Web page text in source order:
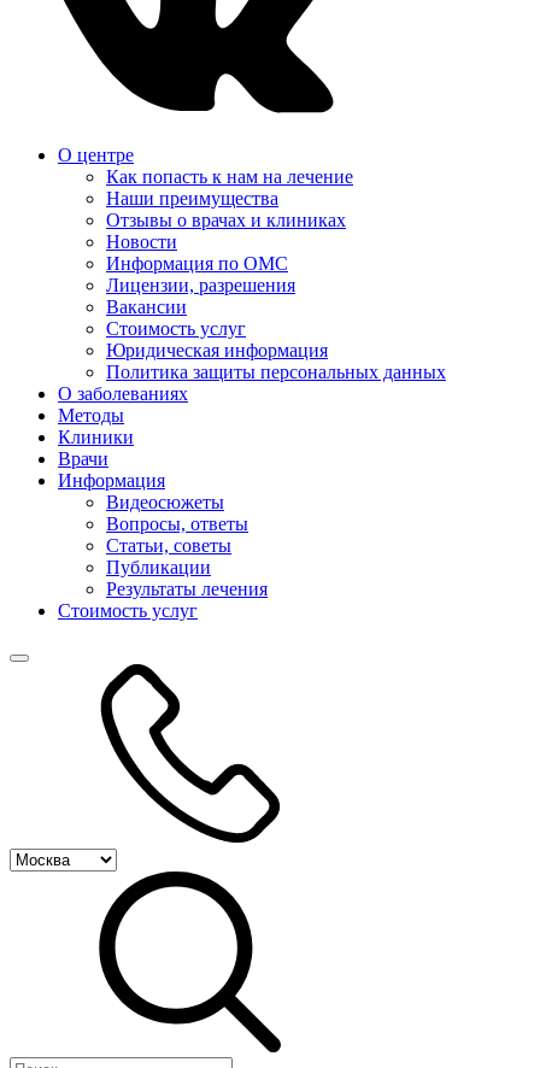
О центре
Как попасть к нам на лечение
Наши преимущества
Отзывы о врачах и клиниках
Новости
Информация по ОМС
Лицензии, разрешения
Вакансии
Стоимость услуг
Юридическая информация
Политика защиты персональных данных
О заболеваниях
Методы
Клиники
Врачи
Информация
Видеосюжеты
Вопросы, ответы
Статьи, советы
Публикации
Результаты лечения
Стоимость услуг